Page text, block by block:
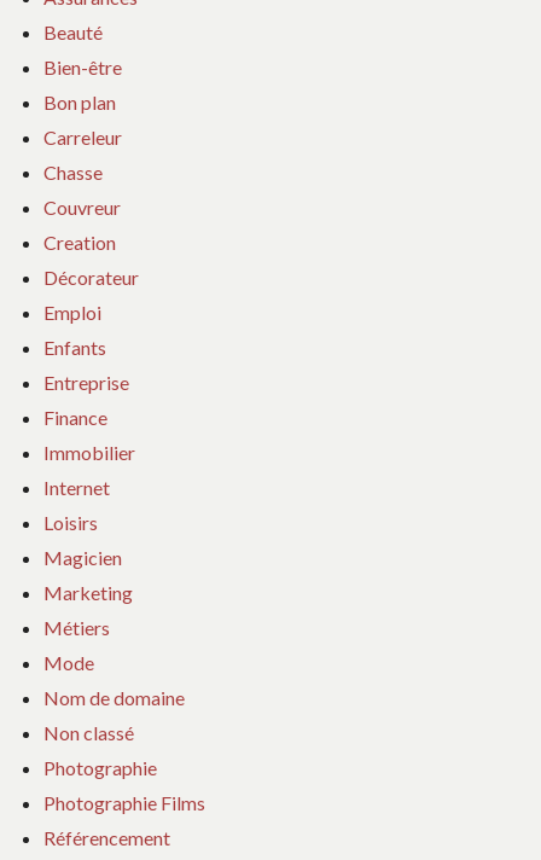
Beauté
Bien-être
Bon plan
Carreleur
Chasse
Couvreur
Creation
Décorateur
Emploi
Enfants
Entreprise
Finance
Immobilier
Internet
Loisirs
Magicien
Marketing
Métiers
Mode
Nom de domaine
Non classé
Photographie
Photographie Films
Référencement